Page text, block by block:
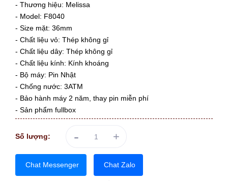
- Thương hiệu: Melissa
- Model: F8040
- Size mặt: 36mm
- Chất liệu vỏ: Thép không gỉ
- Chất liệu dây: Thép không gỉ
- Chất liệu kính: Kính khoáng
- Bộ máy: Pin Nhật
- Chống nước: 3ATM
- Bảo hành máy 2 năm, thay pin miễn phí
- Sản phẩm fullbox
Số lượng: - +
Chat Messenger Chat Zalo